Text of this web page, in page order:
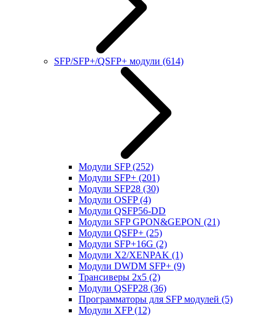
SFP/SFP+/QSFP+ модули (614)
Модули SFP(252)
Модули SFP+ (201)
Модули SFP28 (30)
Модули OSFP(4)
Модули QSFP56-DD
Модули SFP GPON&GEPON (21)
Модули QSFP+ (25)
Модули SFP+16G (2)
Модули X2/XENPAK (1)
Модули DWDM SFP+ (9)
Трансиверы 2x5 (2)
Модули QSFP28 (36)
Программаторы для SFP модулей (5)
Модули XFP(12)